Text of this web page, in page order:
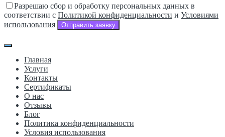
Разрешаю сбор и обработку персональных данных в
соответствии с Политикой конфиденциальности и Условиями
использования
Отправить заявку
Главная
Услуги
Контакты
Сертификаты
О нас
Отзывы
Блог
Политика конфиденциальности
Условия использования